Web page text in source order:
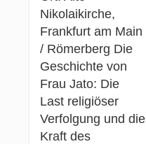
Nikolaikirche,
Frankfurt am Main
/ Römerberg Die
Geschichte von
Frau Jato: Die
Last religiöser
Verfolgung und die
Kraft des